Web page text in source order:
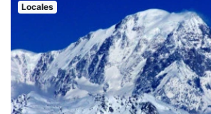
Locales